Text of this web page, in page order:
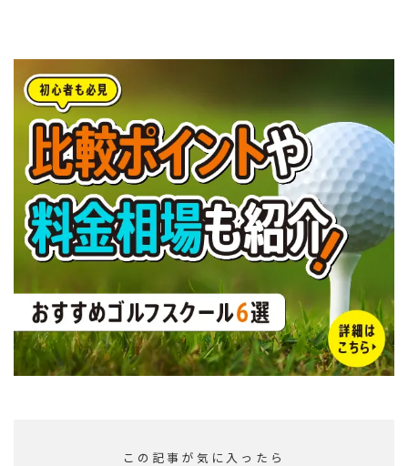
この記事が気に入ったら